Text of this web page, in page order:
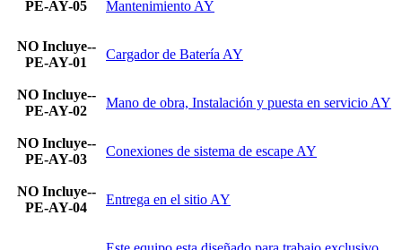
PE-AY-05
Mantenimiento AY
NO Incluye--
PE-AY-01
Cargador de Batería AY
NO Incluye--
PE-AY-02
Mano de obra, Instalación y puesta en servicio AY
NO Incluye--
PE-AY-03
Conexiones de sistema de escape AY
NO Incluye--
PE-AY-04
Entrega en el sitio AY